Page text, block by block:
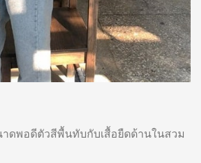
ดพอดีตัวสีพื้นทับกับเสื้อยืดด้านในสวม